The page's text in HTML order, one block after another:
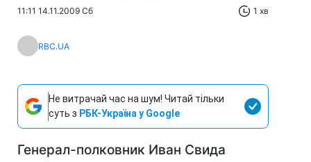
11:11 14.11.2009 Сб 1 хв
RBC.UA
Не витрачай час на шум! Читай тільки
суть з РБК-Україна у Google
Генерал-полковник Иван Свида